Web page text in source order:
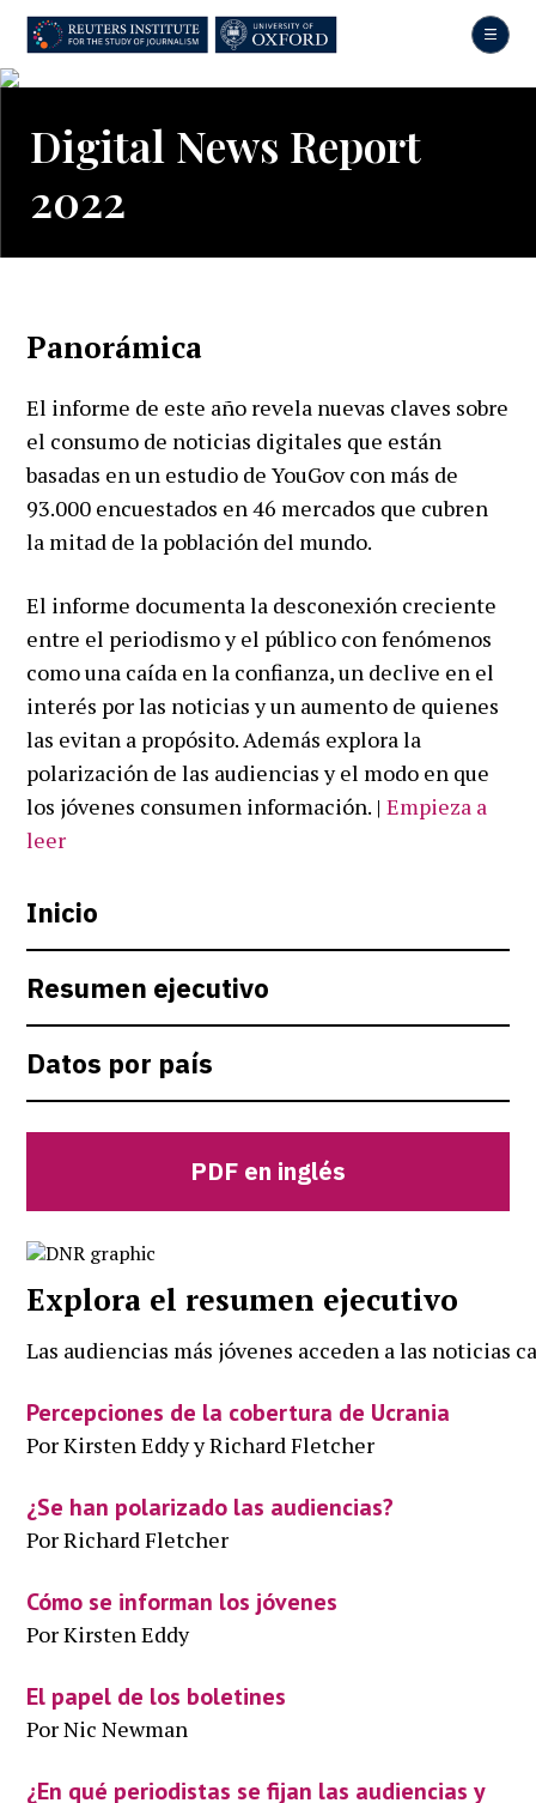
Skip
main
content
Digital News Report
2022
Panorámica
El informe de este año revela nuevas claves sobre
el consumo de noticias digitales que están
basadas en un estudio de YouGov con más de
93.000 encuestados en 46 mercados que cubren
la mitad de la población del mundo.
El informe documenta la desconexión creciente
entre el periodismo y el público con fenómenos
como una caída en la confianza, un declive en el
interés por las noticias y un aumento de quienes
las evitan a propósito. Además explora la
polarización de las audiencias y el modo en que
los jóvenes consumen información. |Empieza a
leer
Inicio
Resumen ejecutivo
Datos por país
PDF en inglés
Explora el resumen ejecutivo
Las audiencias más jóvenes acceden a las noticias
Percepciones de la cobertura de Ucrania
Por Kirsten Eddy y Richard Fletcher
¿Se han polarizado las audiencias?
Por Richard Fletcher
Cómo se informan los jóvenes
Por Kirsten Eddy
El papel de los boletines
Por Nic Newman
¿En qué periodistas se fijan las audiencias y